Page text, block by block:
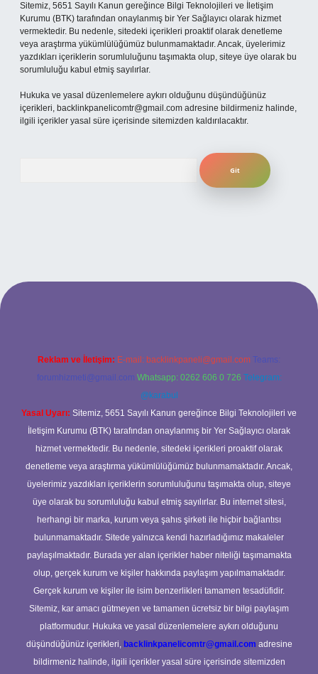
Sitemiz, 5651 Sayılı Kanun gereğince Bilgi Teknolojileri ve İletişim
Kurumu (BTK) tarafından onaylanmış bir Yer Sağlayıcı olarak hizmet
vermektedir. Bu nedenle, sitedeki içerikleri proaktif olarak denetleme
veya araştırma yükümlülüğümüz bulunmamaktadır. Ancak, üyelerimiz
yazdıkları içeriklerin sorumluluğunu taşımakta olup, siteye üye olarak bu
sorumluluğu kabul etmiş sayılırlar.
Hukuka ve yasal düzenlemelere aykırı olduğunu düşündüğünüz
içerikleri, backlinkpanelicomtr@gmail.com adresine bildirmeniz halinde,
ilgili içerikler yasal süre içerisinde sitemizden kaldırılacaktır.
yeni giriş adresi
Reklam ve İletişim: E-mail: backlinkpaneli@gmail.com Teams:
forumhizmeti@gmail.com Whatsapp: 0262 606 0 726 Telegram:
@karabul
Yasal Uyarı: Sitemiz, 5651 Sayılı Kanun gereğince Bilgi Teknolojileri ve
İletişim Kurumu (BTK) tarafından onaylanmış bir Yer Sağlayıcı olarak
hizmet vermektedir. Bu nedenle, sitedeki içerikleri proaktif olarak
denetleme veya araştırma yükümlülüğümüz bulunmamaktadır. Ancak,
üyelerimiz yazdıkları içeriklerin sorumluluğunu taşımakta olup, siteye
üye olarak bu sorumluluğu kabul etmiş sayılırlar. Bu internet sitesi,
herhangi bir marka, kurum veya şahıs şirketi ile hiçbir bağlantısı
bulunmamaktadır. Sitede yalnızca kendi hazırladığımız makaleler
paylaşılmaktadır. Burada yer alan içerikler haber niteliği taşımamakta
olup, gerçek kurum ve kişiler hakkında paylaşım yapılmamaktadır.
Gerçek kurum ve kişiler ile isim benzerlikleri tamamen tesadüfidir.
Sitemiz, kar amacı gütmeyen ve tamamen ücretsiz bir bilgi paylaşım
platformudur. Hukuka ve yasal düzenlemelere aykırı olduğunu
düşündüğünüz içerikleri, backlinkpanelicomtr@gmail.com adresine
bildirmeniz halinde, ilgili içerikler yasal süre içerisinde sitemizden